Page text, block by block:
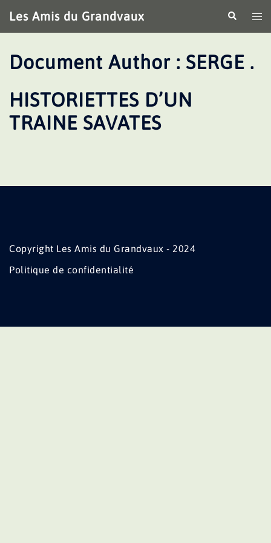
au
contenu
Les Amis du Grandvaux
le
Document Author : SERGE .
HISTORIETTES D’UN
TRAINE SAVATES
Copyright Les Amis du Grandvaux - 2024
Politique de confidentialité